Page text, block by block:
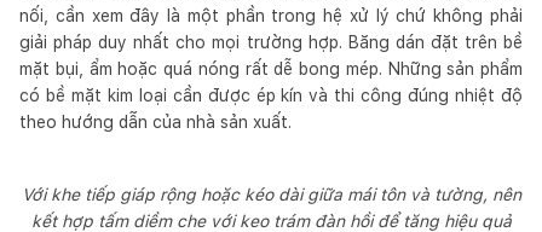
nối, cần xem đây là một phần trong hệ xử lý chứ không phải
giải pháp duy nhất cho mọi trường hợp. Băng dán đặt trên bề
mặt bụi, ẩm hoặc quá nóng rất dễ bong mép. Những sản phẩm
có bề mặt kim loại cần được ép kín và thi công đúng nhiệt độ
theo hướng dẫn của nhà sản xuất.
Với khe tiếp giáp rộng hoặc kéo dài giữa mái tôn và tường, nên
kết hợp tấm diềm che với keo trám đàn hồi để tăng hiệu quả